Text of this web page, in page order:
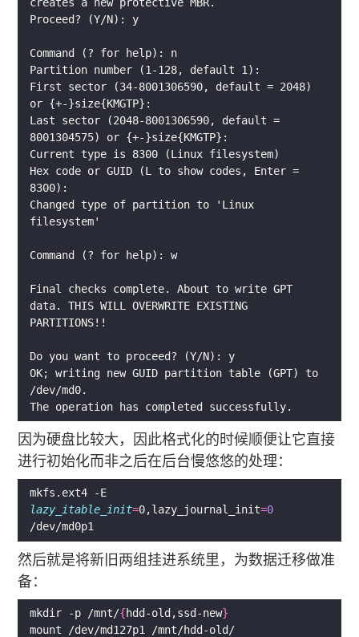
Proceed? (Y/N): y
Command (? for help): n
First sector (34-8001306590, default = 2048)
Last sector (2048-8001306590, default =
Hex code or GUID (L to show codes, Enter =
Changed type of partition to 'Linux
Command (? for help): w
Final checks complete. About to write GPT
data. THIS WILL OVERWRITE EXISTING
Do you want to proceed? (Y/N): y
OK; writing new GUID partition table (GPT) to
因为硬盘比较大，因此格式化的时候顺便让它直接
进行初始化而非之后在后台慢悠悠的处理：
mkfs.ext4 -E
lazy_itable_init=0,lazy_journal_init=0
/dev/md0p1
然后就是将新旧两组挂进系统里，为数据迁移做准
备：
mkdir -p /mnt/{hdd-old,ssd-new}
mount /dev/md127p1 /mnt/hdd-old/